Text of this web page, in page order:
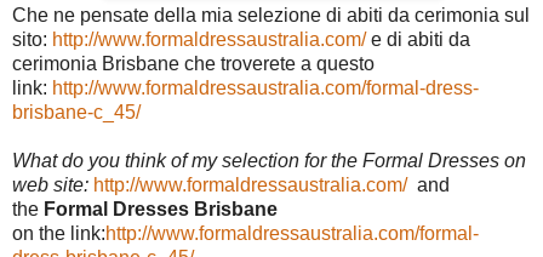
Che ne pensate della mia selezione di abiti da cerimonia sul
sito: http://www.formaldressaustralia.com/e di abiti da
cerimonia Brisbane che troverete a questo
link: http://www.formaldressaustralia.com/formal-dress-
brisbane-c_45/
What do you think of my selection for the Formal Dresses on
web site: http://www.formaldressaustralia.com/and
the Formal Dresses Brisbane
on the link:http://www.formaldressaustralia.com/formal-